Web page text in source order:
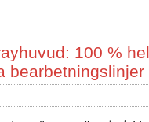
100 %
bearbetningslinjer